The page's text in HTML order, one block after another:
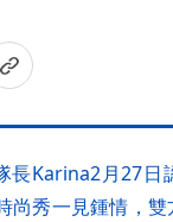
長Karina2月27日
尚秀一見鍾情，